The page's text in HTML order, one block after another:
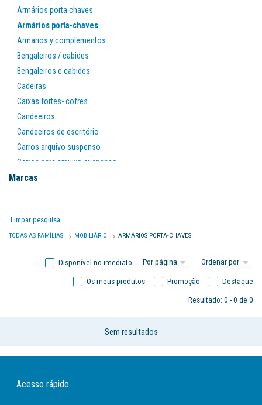
Armários porta chaves
Armários porta-chaves
Armarios y complementos
Bengaleiros / cabides
Bengaleiros e cabides
Cadeiras
Caixas fortes- cofres
Candeeiros
Candeeiros de escritório
Carros arquivo suspenso
Carros para arquivo suspenso
Cesto de papeis
Escadas / bancos
Escadas/bancos
Expositores
Tapetes de protecção de solo
Marcas
Limpar pesquisa
TODAS AS FAMÍLIAS MOBILIÁRIO ARMÁRIOS PORTA-CHAVES
Disponível no imediato
Destaque
Promoção
Os meus produtos
Resultado: 0 - 0 de 0
Sem resultados
Acesso rápido